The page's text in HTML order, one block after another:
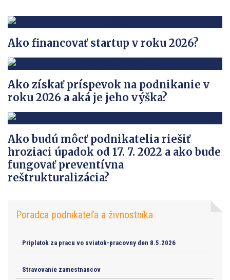
Ako financovať startup v roku 2026?
Ako získať príspevok na podnikanie v
roku 2026 a aká je jeho výška?
Ako budú môcť podnikatelia riešiť
hroziaci úpadok od 17. 7. 2022 a ako bude
fungovať preventívna
reštrukturalizácia?
Poradca podnikateľa a živnostníka
Priplatok za pracu vo sviatok-pracovny den 8.5.2026
Stravovanie zamestnancov